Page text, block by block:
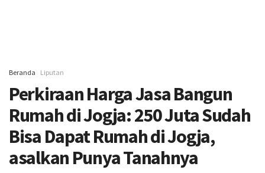
Beranda Liputan
Perkiraan Harga Jasa Bangun
Rumah di Jogja: 250 Juta Sudah
Bisa Dapat Rumah di Jogja,
asalkan Punya Tanahnya